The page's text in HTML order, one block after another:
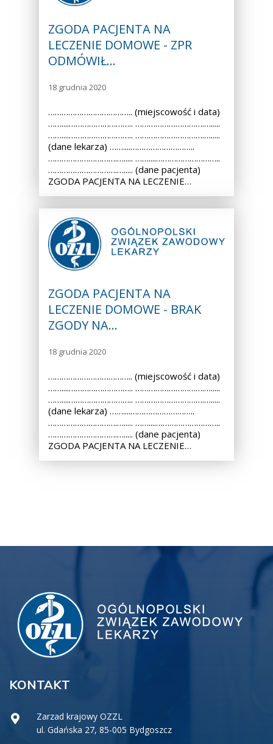
ZGODA PACJENTA NA
LECZENIE DOMOWE - ZPR
ODMÓWIŁ…
18 grudnia 2020
……………………………….. (miejscowość i data)
……....……………………….. ………………………….….....
……....……………………….. ………………………….….....
(dane lekarza) ……....………………………..
………………………….…..... ……....………………………..
………………………….…..... (dane pacjenta)
ZGODA PACJENTA NA LECZENIE…
ZGODA PACJENTA NA
LECZENIE DOMOWE - BRAK
ZGODY NA…
18 grudnia 2020
……………………………….. (miejscowość i data)
……....……………………….. ………………………….….....
……....……………………….. ………………………….….....
(dane lekarza) ……....………………………..
………………………….…..... ……....………………………..
………………………….…..... (dane pacjenta)
ZGODA PACJENTA NA LECZENIE…
KONTAKT
Zarzad krajowy OZZL
ul. Gdańska 27, 85-005 Bydgoszcz